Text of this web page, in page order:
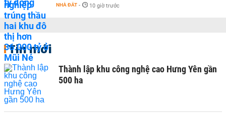
NHÀ ĐẤT - 10 giờ trước
Tin mới
Thành lập khu công nghệ cao Hưng Yên gần
500 ha